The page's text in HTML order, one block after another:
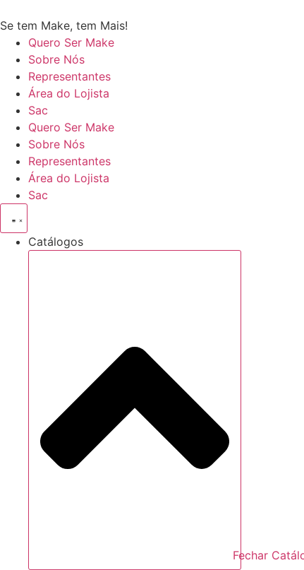
Se tem Make, tem Mais!
Quero Ser Make
Sobre Nós
Representantes
Área do Lojista
Sac
Quero Ser Make
Sobre Nós
Representantes
Área do Lojista
Sac
Catálogos
Fechar